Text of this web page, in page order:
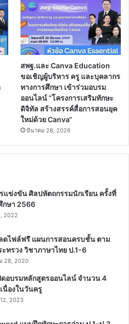
สพฐ.และ Canva Education
ขอเชิญผู้บริหาร ครู และบุคลากร
ทางการศึกษา เข้าร่วมอบรม
ออนไลน์ “โครงการเสริมทักษะ
ดิจิทัล สร้างสรรค์สื่อการสอนยุค
ใหม่ด้วย Canva“
มีนาคม 28, 2026
แข่งขัน ศิลปหัตถกรรมนักเรียน ครั้งที่
กษา 2566
2022
ดไฟล์ฟรี แผนการสอนครบชั้น ตาม
ทรวง วิชาภาษาไทย ป.1-6
28, 2020
ดอบรมหลักสูตรออนไลน์ จำนวน 4
นื่องในวันครู
2023